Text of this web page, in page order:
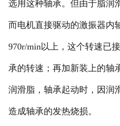
选用这种轴承。但由于脂润
而电机直接驱动的激振器内
970r/min以上，这个转速已
承的转速；再加新装上的轴
润滑脂，轴承起动时，因润
造成轴承的发热烧损。